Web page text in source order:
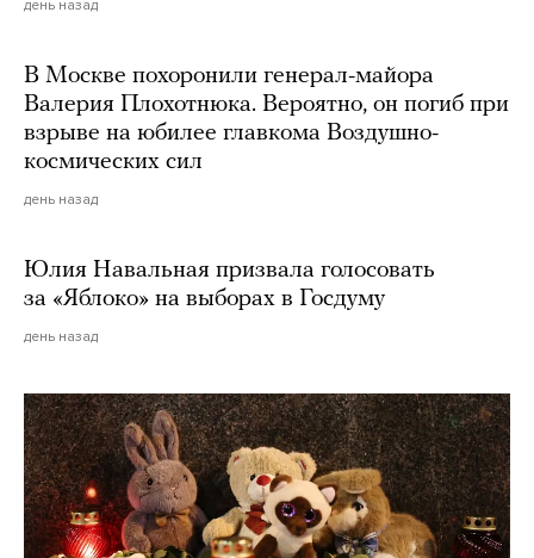
день назад
В Москве похоронили генерал-майора
Валерия Плохотнюка. Вероятно, он погиб при
взрыве на юбилее главкома Воздушно-
космических сил
день назад
Юлия Навальная призвала голосовать
за «Яблоко» на выборах в Госдуму
день назад